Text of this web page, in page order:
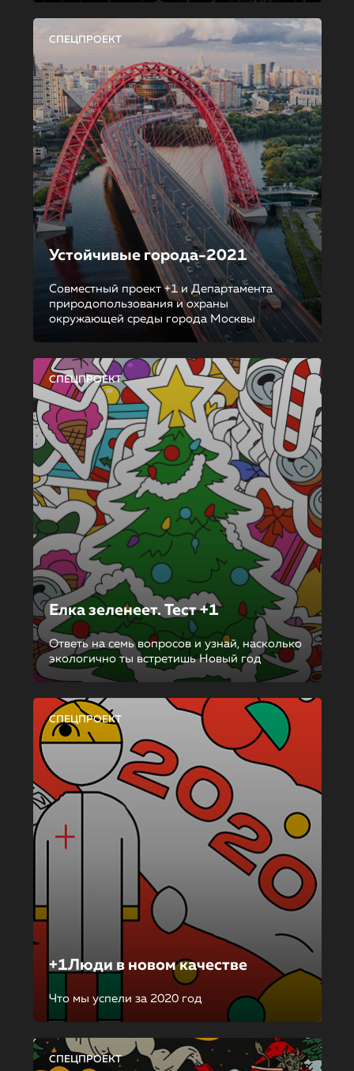
СПЕЦПРОЕКТ
Устойчивые города-2021
Совместный проект +1 и Департамента
природопользования и охраны
окружающей среды города Москвы
СПЕЦПРОЕКТ
Елка зеленеет. Тест +1
Ответь на семь вопросов и узнай, насколько
экологично ты встретишь Новый год
СПЕЦПРОЕКТ
+1Люди в новом качестве
Что мы успели за 2020 год
СПЕЦПРОЕКТ